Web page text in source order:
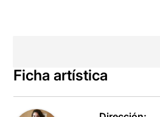
Ficha artística